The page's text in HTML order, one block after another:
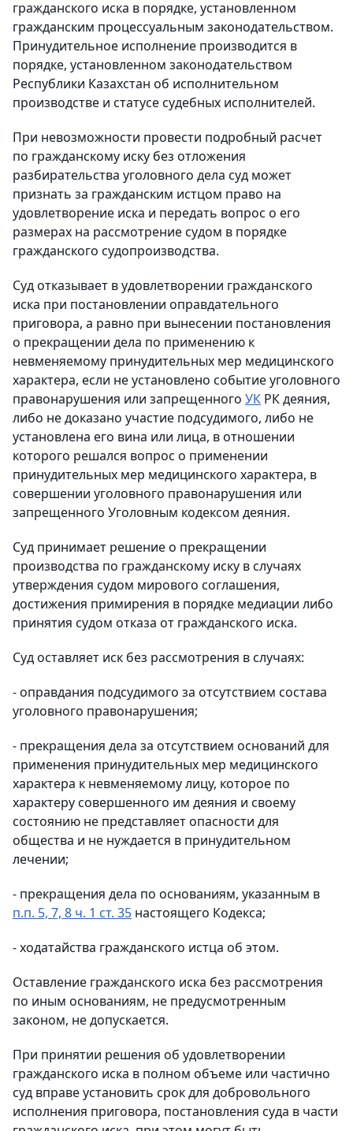
гражданского иска в порядке, установленном
гражданским процессуальным законодательством.
Принудительное исполнение производится в
порядке, установленном законодательством
Республики Казахстан об исполнительном
производстве и статусе судебных исполнителей.
При невозможности провести подробный расчет
по гражданскому иску без отложения
разбирательства уголовного дела суд может
признать за гражданским истцом право на
удовлетворение иска и передать вопрос о его
размерах на рассмотрение судом в порядке
гражданского судопроизводства.
Суд отказывает в удовлетворении гражданского
иска при постановлении оправдательного
приговора, а равно при вынесении постановления
о прекращении дела по применению к
невменяемому принудительных мер медицинского
характера, если не установлено событие уголовного
правонарушения или запрещенного УК РК деяния,
либо не доказано участие подсудимого, либо не
установлена его вина или лица, в отношении
которого решался вопрос о применении
принудительных мер медицинского характера, в
совершении уголовного правонарушения или
запрещенного Уголовным кодексом деяния.
Суд принимает решение о прекращении
производства по гражданскому иску в случаях
утверждения судом мирового соглашения,
достижения примирения в порядке медиации либо
принятия судом отказа от гражданского иска.
Суд оставляет иск без рассмотрения в случаях:
- оправдания подсудимого за отсутствием состава
уголовного правонарушения;
- прекращения дела за отсутствием оснований для
применения принудительных мер медицинского
характера к невменяемому лицу, которое по
характеру совершенного им деяния и своему
состоянию не представляет опасности для
общества и не нуждается в принудительном
лечении;
- прекращения дела по основаниям, указанным в
п.п. 5, 7, 8 ч. 1 ст. 35 настоящего Кодекса;
- ходатайства гражданского истца об этом.
Оставление гражданского иска без рассмотрения
по иным основаниям, не предусмотренным
законом, не допускается.
При принятии решения об удовлетворении
гражданского иска в полном объеме или частично
суд вправе установить срок для добровольного
исполнения приговора, постановления суда в части